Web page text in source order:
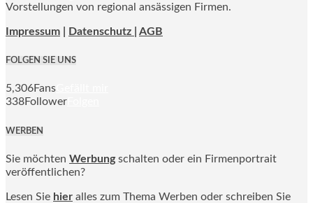
Vorstellungen von regional ansässigen Firmen.
Impressum Datenschutz | AGB
FOLGEN SIE UNS
5,306Fans
338Follower
WERBEN
Sie möchten Werbung schalten oder ein Firmenportrait
veröffentlichen?
Lesen Sie hier alles zum Thema Werben oder schreiben Sie